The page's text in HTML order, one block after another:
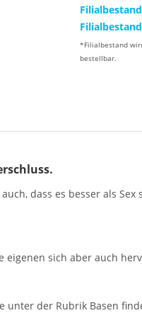
*Filialbestand
bestellbar.
dass es besser als
sich aber auch
unter der Rubrik Basen